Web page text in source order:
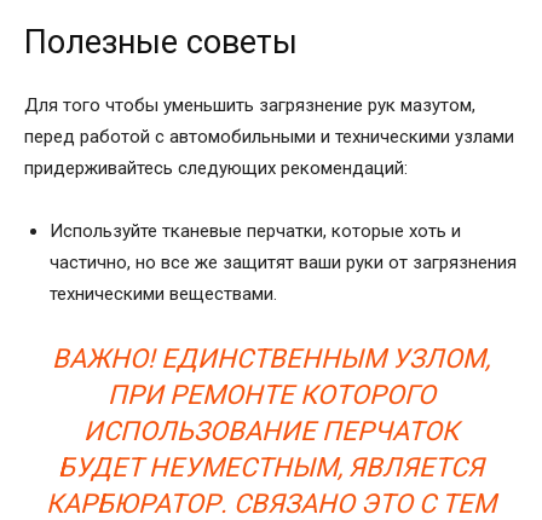
Полезные советы
Для того чтобы уменьшить загрязнение рук мазутом,
перед работой с автомобильными и техническими узлами
придерживайтесь следующих рекомендаций:
Используйте тканевые перчатки, которые хоть и
частично, но все же защитят ваши руки от загрязнения
техническими веществами.
ВАЖНО! ЕДИНСТВЕННЫМ УЗЛОМ,
ПРИ РЕМОНТЕ КОТОРОГО
ИСПОЛЬЗОВАНИЕ ПЕРЧАТОК
БУДЕТ НЕУМЕСТНЫМ, ЯВЛЯЕТСЯ
КАРБЮРАТОР. СВЯЗАНО ЭТО С ТЕМ